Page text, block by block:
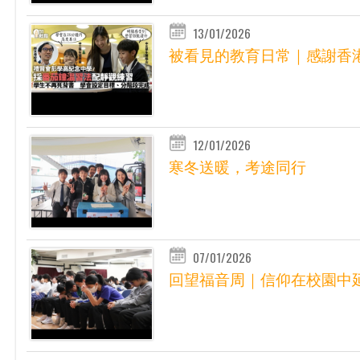
13/01/2026
被看見的教育日常｜感謝香
12/01/2026
寒冬送暖，考途同行
07/01/2026
回望福音周｜信仰在校園中